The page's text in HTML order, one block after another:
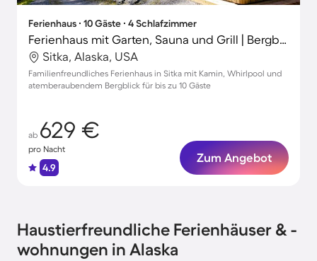
Ferienhaus ∙ 10 Gäste ∙ 4 Schlafzimmer
Ferienhaus mit Garten, Sauna und Grill | Bergblick
Sitka, Alaska, USA
Familienfreundliches Ferienhaus in Sitka mit Kamin, Whirlpool und
atemberaubendem Bergblick für bis zu 10 Gäste
ab 629 €
pro Nacht
4.9
Zum Angebot
Haustierfreundliche Ferienhäuser & -
wohnungen in Alaska